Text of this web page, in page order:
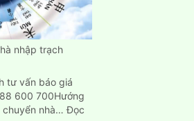
nhập trạch
tư vấn báo giá
600 700Hướng
chuyển nhà…Đọc